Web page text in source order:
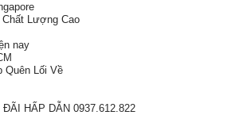
Chất Lượng Cao
nay
Quên Lối Về
HẤP DẪN 0937.612.822